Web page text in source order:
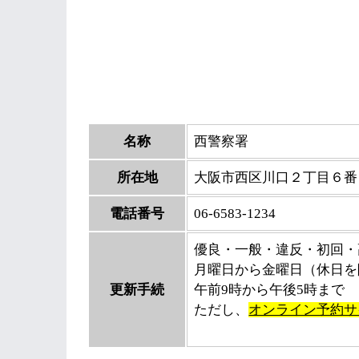
名称 西警察署
所在地 大阪市西区川口２丁目６
電話番号 06-6583-1234
更新手続
優良・一般・違反・初回
月曜日から金曜日（休日
午前9時から午後5時まで
ただし、 オンライン予約